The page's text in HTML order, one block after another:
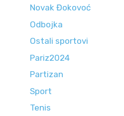
Novak Đokovoć
Odbojka
Ostali sportovi
Pariz2024
Partizan
Sport
Tenis